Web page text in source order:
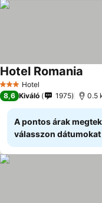
3 Kategória
Hotel
Hotel Romania
8,6 Kiváló 1975 0.5
A pontos árak
válasszon dátumokat